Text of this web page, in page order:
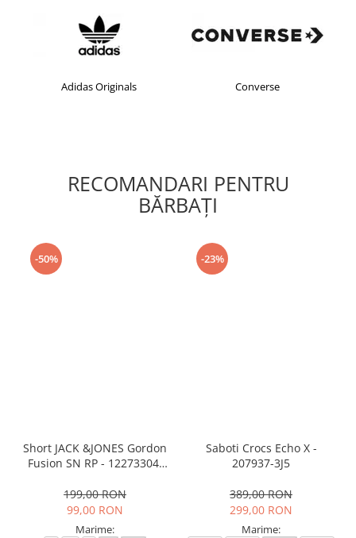
Adidas Originals Converse
RECOMANDARI PENTRU
BĂRBAŢI
-50%
Short JACK &JONES Gordon
Fusion SN RP - 12273304-
199,00 RON
99,00 RON
Marime:
-23%
Saboti Crocs Echo X -
207937-3J5
389,00 RON
299,00 RON
Marime: